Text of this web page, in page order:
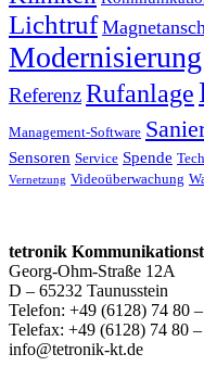
Lichtruf
Modernisierung
ReferenzRufanlage
Management-Software
Sensoren Service Spende
Vernetzung Videoüberwachung
tetronik
Georg-Ohm-Straße 12A
D – 65232 Taunusstein
Telefon: +49 (6128) 74 80
Telefax: +49 (6128) 74 80
info@tetronik-kt.de